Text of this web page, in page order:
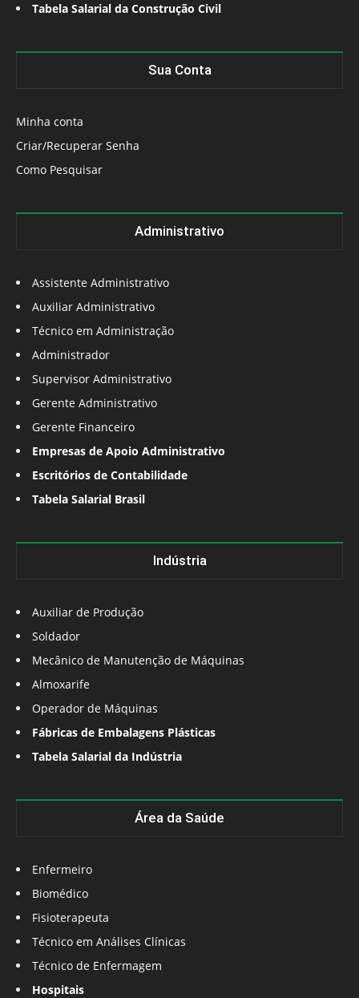
Tabela Salarial da Construção Civil
Sua Conta
Minha conta
Criar/Recuperar Senha
Como Pesquisar
Administrativo
Assistente Administrativo
Auxiliar Administrativo
Técnico em Administração
Administrador
Supervisor Administrativo
Gerente Administrativo
Gerente Financeiro
Empresas de Apoio Administrativo
Escritórios de Contabilidade
Tabela Salarial Brasil
Indústria
Auxiliar de Produção
Soldador
Mecânico de Manutenção de Máquinas
Almoxarife
Operador de Máquinas
Fábricas de Embalagens Plásticas
Tabela Salarial da Indústria
Área da Saúde
Enfermeiro
Biomédico
Fisioterapeuta
Técnico em Análises Clínicas
Técnico de Enfermagem
Hospitais